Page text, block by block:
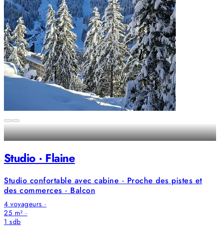
Studio · Flaine
Studio confortable avec cabine · Proche des pistes et
des commerces · Balcon
4 voyageurs ·
25 m² ·
1sdb